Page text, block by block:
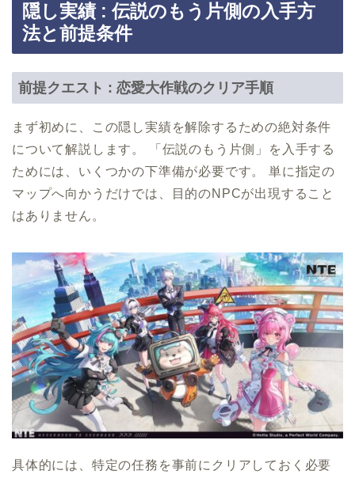
隠し実績 : 伝説のもう片側の入手方
法と前提条件
前提クエスト : 恋愛大作戦のクリア手順
まず初めに、この隠し実績を解除するための絶対条件
について解説します。 「伝説のもう片側」を入手する
ためには、いくつかの下準備が必要です。 単に指定の
マップへ向かうだけでは、目的のNPCが出現すること
はありません。
具体的には、特定の任務を事前にクリアしておく必要